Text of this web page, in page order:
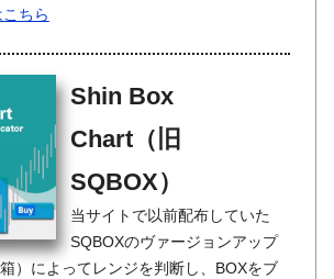
ちら
Shin Box
Chart（旧
SQBOX）
当サイトで以前配布していた
SQBOXのヴァージョンアップ
）によってレンジを判断し、BOXをブ